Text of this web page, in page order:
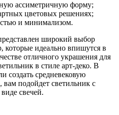
ассиметричную форму;
цветовых решениях;
и минимализом.
широкий выбор
которые идеально впишутся в
отличного украшения для
в стиле арт-деко. В
создать средневековую
вам подойдет светильник с
свечей.